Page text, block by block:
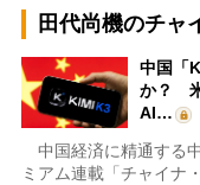
田代尚機のチャ
中国「
か？ 米
AI…
中国経済に精通する
ミアム連載「チャイナ